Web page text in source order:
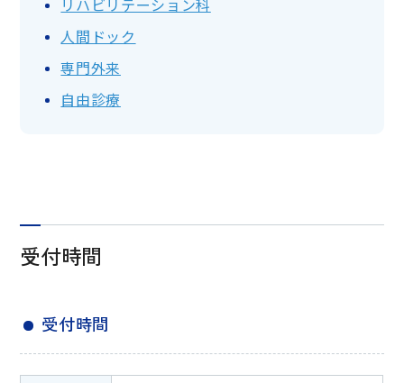
リハビリテーション科
人間ドック
専門外来
自由診療
受付時間
受付時間